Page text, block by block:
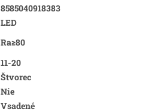
8585040918383
LED
Ra≥80
11-20
Štvorec
Nie
Vsadené